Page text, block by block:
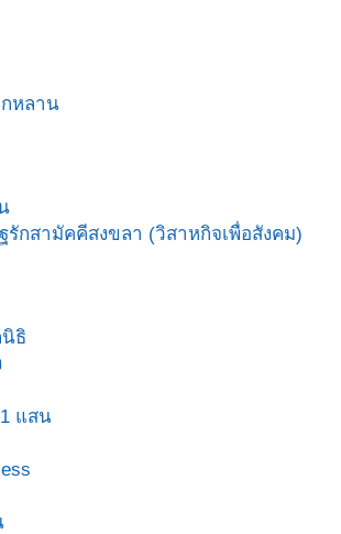
หลาน
รักสามัคคีสงขลา (วิสาหกิจเพื่อสังคม)
ธิ
แสน